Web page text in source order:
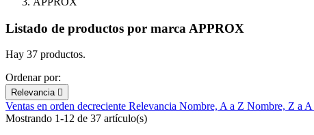
Listado de productos por marca APPROX
Hay 37 productos.
Ordenar por:
Relevancia 
Ventas en orden decreciente Relevancia Nombre, A a Z Nombre, Z a A
Mostrando 1-12 de 37 artículo(s)